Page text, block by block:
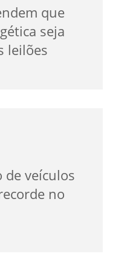
que
seja
leilões
de veículos
no